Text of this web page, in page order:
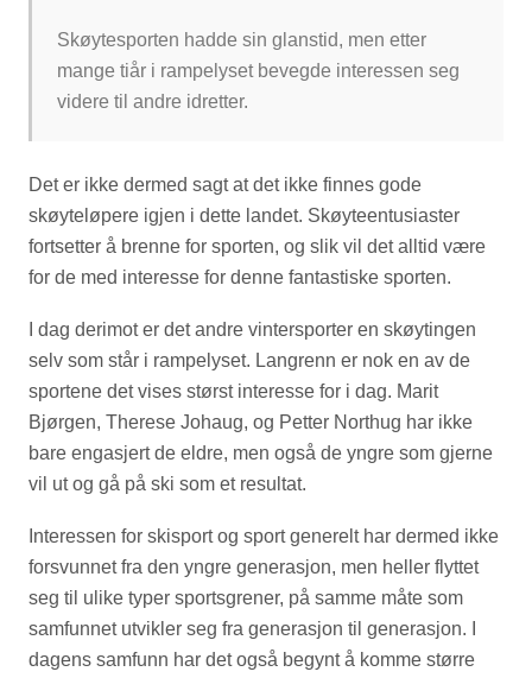
Skøytesporten hadde sin glanstid, men etter
mange tiår i rampelyset bevegde interessen seg
videre til andre idretter.
Det er ikke dermed sagt at det ikke finnes gode
skøyteløpere igjen i dette landet. Skøyteentusiaster
fortsetter å brenne for sporten, og slik vil det alltid være
for de med interesse for denne fantastiske sporten.
I dag derimot er det andre vintersporter en skøytingen
selv som står i rampelyset. Langrenn er nok en av de
sportene det vises størst interesse for i dag. Marit
Bjørgen, Therese Johaug, og Petter Northug har ikke
bare engasjert de eldre, men også de yngre som gjerne
vil ut og gå på ski som et resultat.
Interessen for skisport og sport generelt har dermed ikke
forsvunnet fra den yngre generasjon, men heller flyttet
seg til ulike typer sportsgrener, på samme måte som
samfunnet utvikler seg fra generasjon til generasjon. I
dagens samfunn har det også begynt å komme større